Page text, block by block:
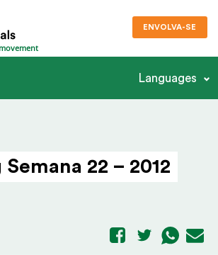
ENVOLVA-SE
Languages
22 – 2012